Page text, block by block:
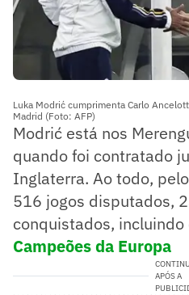
Luka Modrić cumprimenta Carlo
Madrid (Foto: AFP)
Modrić está nos
quando foi contratado
Inglaterra. Ao todo,
516 jogos disputados,
conquistados, incluindo
Campeões da Europa
APÓS A